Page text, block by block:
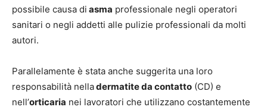
possibile causa di asma professionale negli operatori
sanitari o negli addetti alle pulizie professionali da molti
autori.
Parallelamente è stata anche suggerita una loro
responsabilità nelladermatite da contatto (CD) e
nell’orticaria nei lavoratori che utilizzano costantemente